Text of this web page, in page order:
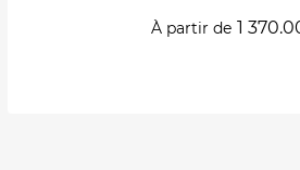
À partir de 1